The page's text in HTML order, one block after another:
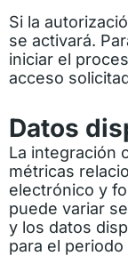
Si la
se activará.
iniciar el
acceso
Datos
La integración
métricas
electrónico y
puede variar
y los datos
para el